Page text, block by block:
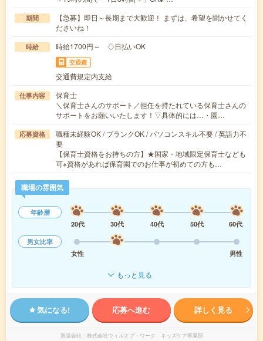
期間
【急募】即日～長期まで大歓迎！ まずは、希望を聞かせてく
ださいね！
時給 時給1700円～ ◇日払いOK
交通費
交通費規定内支給
仕事内容
保育士
＼保育士さんのサポート／担任を持たれている保育士さんの
サポートをお願いいたします！▽具体的には…・園…
応募資格
職種未経験OK / ブランクOK / パソコンスキル不要 / 英語力不
要
【保育士資格をお持ちの方】★国家・地域限定保育士なども
可※資格があれば保育園でのお仕事が初めての方も…
職場の雰囲気
年齢層
20代
30代 40代 50代
60代
男女比率
女性
男性
もっと見る
気になる! 応募へ進む 詳しく見る
派遣会社 株式会社ウィルオブ・ワーク キッズケア事業部